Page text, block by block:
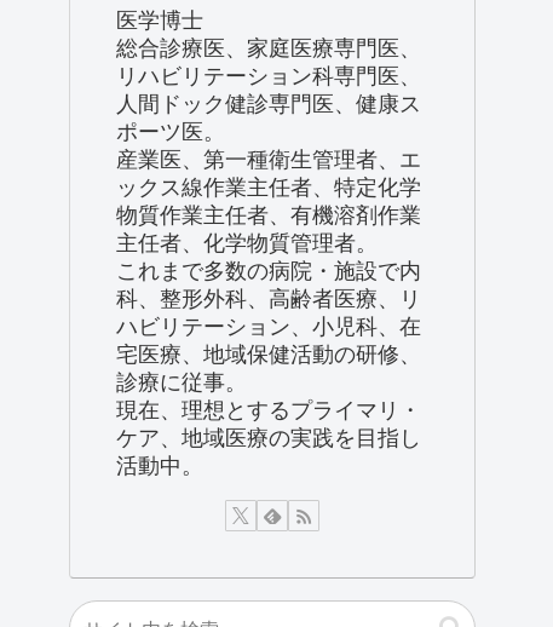
医学博士
総合診療医、家庭医療専門医、
リハビリテーション科専門医、
人間ドック健診専門医、健康ス
ポーツ医。
産業医、第一種衛生管理者、エ
ックス線作業主任者、特定化学
物質作業主任者、有機溶剤作業
主任者、化学物質管理者。
これまで多数の病院・施設で内
科、整形外科、高齢者医療、リ
ハビリテーション、小児科、在
宅医療、地域保健活動の研修、
診療に従事。
現在、理想とするプライマリ・
ケア、地域医療の実践を目指し
活動中。